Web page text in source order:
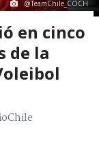
@TeamChile_COCH
en cinco
de la